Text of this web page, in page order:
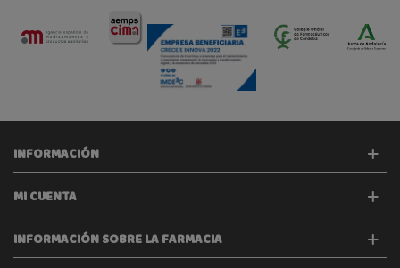
INFORMACIÓN
MI CUENTA
INFORMACIÓN SOBRE LA FARMACIA